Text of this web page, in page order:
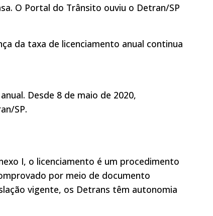
O Portal do Trânsito ouviu o Detran/SP
da taxa de licenciamento anual continua
Desde 8 de maio de 2020,
SP.
I, o licenciamento é um procedimento
por meio de documento
vigente, os Detrans têm autonomia